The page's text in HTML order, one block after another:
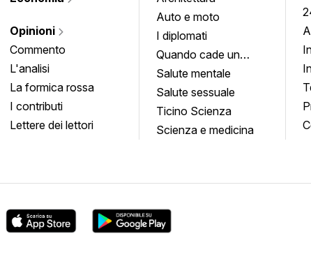
Opinioni
Commento
L'analisi
La formica rossa
I contributi
Lettere dei lettori
Auto e moto
I diplomati
Quando cade un
quadro
Salute mentale
Salute sessuale
Ticino Scienza
Scienza e medicina